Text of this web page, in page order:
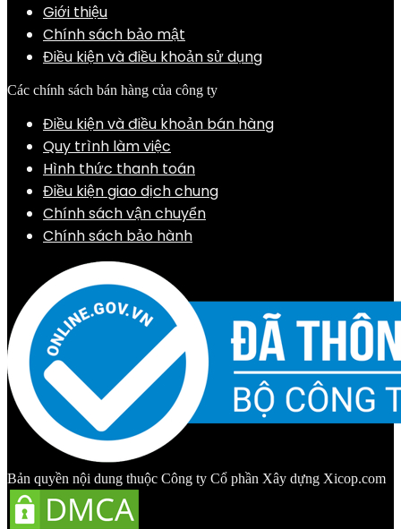
Giới thiệu
Chính sách bảo mật
Điều kiện và điều khoản sử dụng
Các chính sách bán hàng của công ty
Điều kiện và điều khoản bán hàng
Quy trình làm việc
Hình thức thanh toán
Điều kiện giao dịch chung
Chính sách vận chuyển
Chính sách bảo hành
Bản quyền nội dung thuộc Công ty Cổ phần Xây dựng Xicop.com